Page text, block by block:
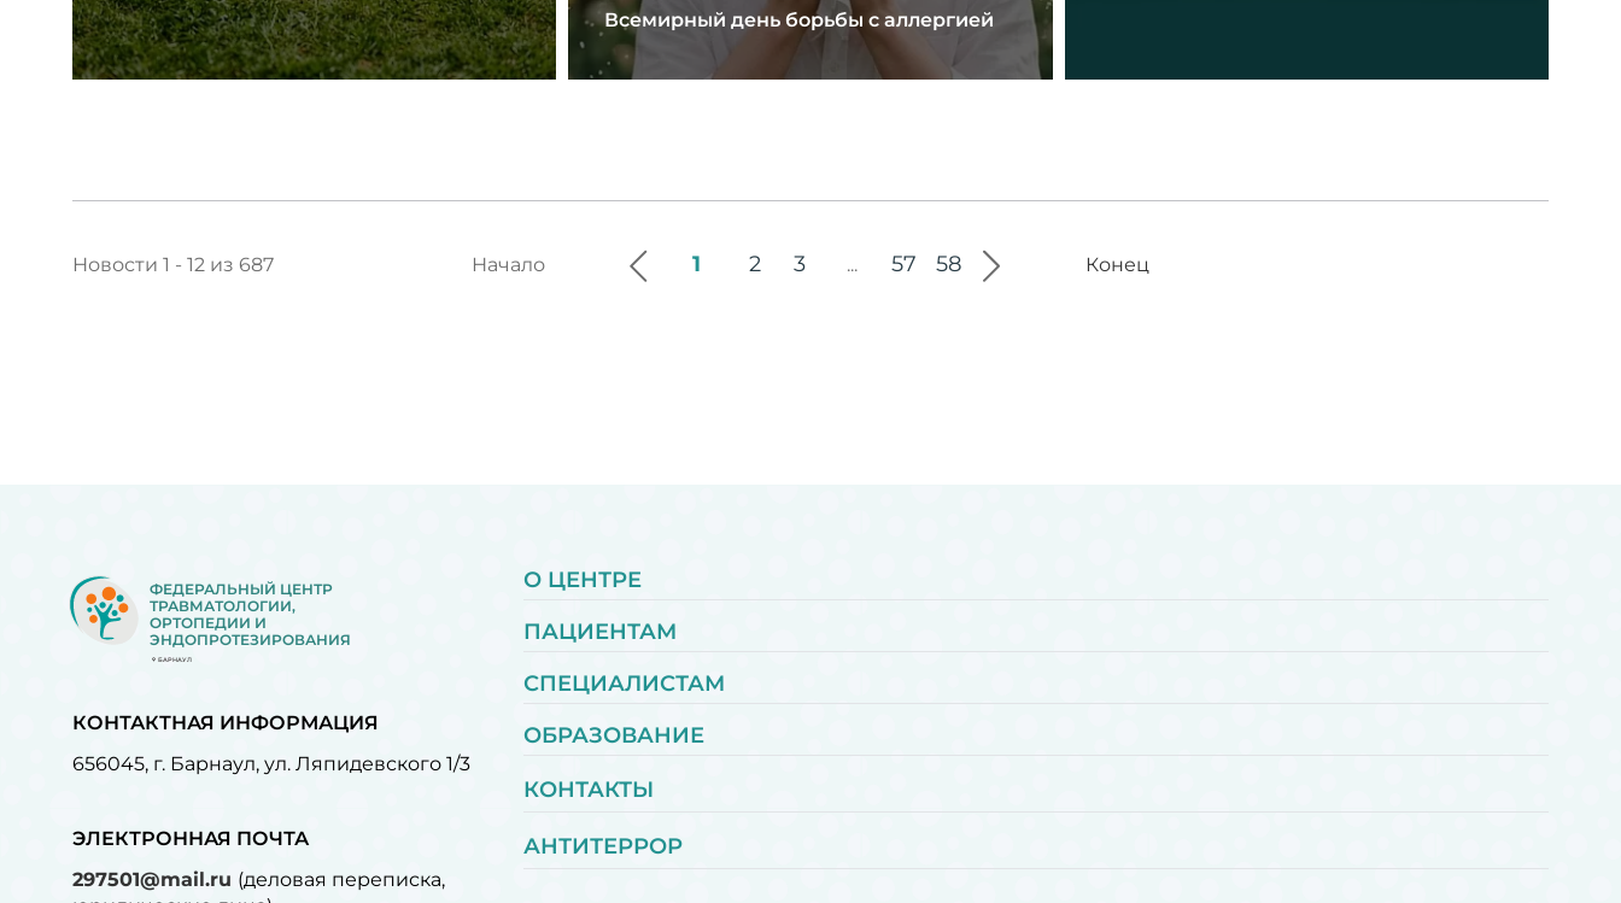
Всемирный день борьбы с аллергией
Новости 1 - 12 из 687 Начало 1 2 3 ... 57 58 Конец
ФЕДЕРАЛЬНЫЙ ЦЕНТР
ТРАВМАТОЛОГИИ,
ОРТОПЕДИИ И
ЭНДОПРОТЕЗИРОВАНИЯ
БАРНАУЛ
КОНТАКТНАЯ ИНФОРМАЦИЯ
656045, г. Барнаул, ул. Ляпидевского 1/3
ЭЛЕКТРОННАЯ ПОЧТА
297501@mail.ru (деловая переписка,
О ЦЕНТРЕ
ПАЦИЕНТАМ
СПЕЦИАЛИСТАМ
ОБРАЗОВАНИЕ
КОНТАКТЫ
АНТИТЕРРОР